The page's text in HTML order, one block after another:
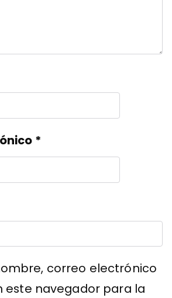
*
correo electrónico
este navegador para la